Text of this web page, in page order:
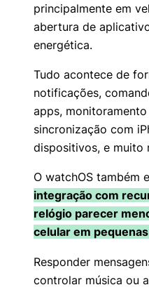
principalmente em
abertura de
energética.
Tudo acontece de
notificações,
apps,
sincronização com
dispositivos, e muito
O watchOS também
integração com
relógio parecer
celular em
Responder
controlar música ou